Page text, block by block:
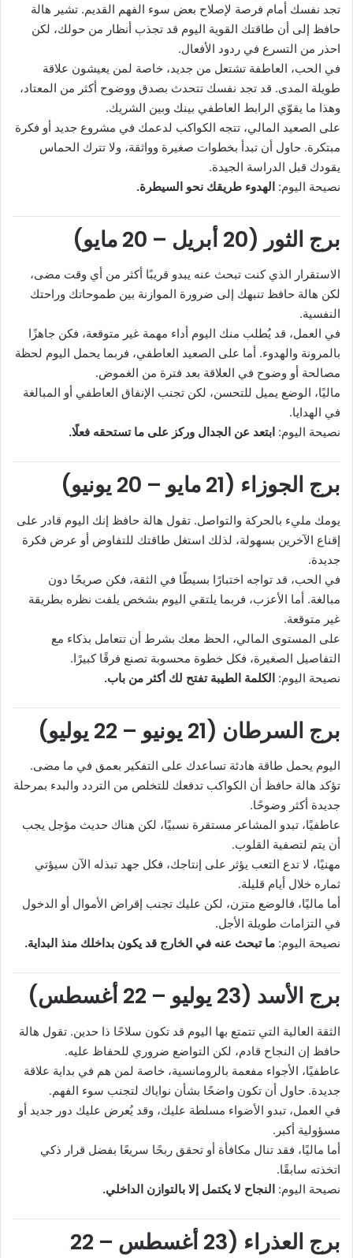
تجد نفسك أمام فرصة لإصلاح بعض سوء الفهم القديم. تشير هالة
حافظ إلى أن طاقتك القوية اليوم قد تجذب أنظار من حولك، لكن
احذر من التسرع في ردود الأفعال.
في الحب، العاطفة تشتعل من جديد، خاصة لمن يعيشون علاقة
طويلة المدى. قد تجد نفسك تتحدث بصدق ووضوح أكثر من المعتاد،
وهذا ما يقوّي الرابط العاطفي بينك وبين الشريك.
على الصعيد المالي، تتجه الكواكب لدعمك في مشروع جديد أو فكرة
مبتكرة. حاول أن تبدأ بخطوات صغيرة وواثقة، ولا تترك الحماس
يقودك قبل الدراسة الجيدة.
نصيحة اليوم: الهدوء طريقك نحو السيطرة.
برج الثور (20 أبريل – 20 مايو)
الاستقرار الذي كنت تبحث عنه يبدو قريبًا أكثر من أي وقت مضى،
لكن هالة حافظ تنبهك إلى ضرورة الموازنة بين طموحاتك وراحتك
النفسية.
في العمل، قد يُطلب منك اليوم أداء مهمة غير متوقعة، فكن جاهزًا
بالمرونة والهدوء. أما على الصعيد العاطفي، فربما يحمل اليوم لحظة
مصالحة أو وضوح في العلاقة بعد فترة من الغموض.
ماليًا، الوضع يميل للتحسن، لكن تجنب الإنفاق العاطفي أو المبالغة
في الهدايا.
نصيحة اليوم: ابتعد عن الجدال وركز على ما تستحقه فعلًا.
برج الجوزاء (21 مايو – 20 يونيو)
يومك مليء بالحركة والتواصل. تقول هالة حافظ إنك اليوم قادر على
إقناع الآخرين بسهولة، لذلك استغل طاقتك للتفاوض أو عرض فكرة
جديدة.
في الحب، قد تواجه اختبارًا بسيطًا في الثقة، فكن صريحًا دون
مبالغة. أما الأعزب، فربما يلتقي اليوم بشخص يلفت نظره بطريقة
غير متوقعة.
على المستوى المالي، الحظ معك بشرط أن تتعامل بذكاء مع
التفاصيل الصغيرة، فكل خطوة محسوبة تصنع فرقًا كبيرًا.
نصيحة اليوم: الكلمة الطيبة تفتح لك أكثر من باب.
برج السرطان (21 يونيو – 22 يوليو)
اليوم يحمل طاقة هادئة تساعدك على التفكير بعمق في ما مضى.
تؤكد هالة حافظ أن الكواكب تدفعك للتخلص من التردد والبدء بمرحلة
جديدة أكثر وضوحًا.
عاطفيًا، تبدو المشاعر مستقرة نسبيًا، لكن هناك حديث مؤجل يجب
أن يتم لتصفية القلوب.
مهنيًا، لا تدع التعب يؤثر على إنتاجك، فكل جهد تبذله الآن سيؤتي
ثماره خلال أيام قليلة.
أما ماليًا، فالوضع متزن، لكن عليك تجنب إقراض الأموال أو الدخول
في التزامات طويلة الأجل.
نصيحة اليوم: ما تبحث عنه في الخارج قد يكون بداخلك منذ البداية.
برج الأسد (23 يوليو – 22 أغسطس)
الثقة العالية التي تتمتع بها اليوم قد تكون سلاحًا ذا حدين. تقول هالة
حافظ إن النجاح قادم، لكن التواضع ضروري للحفاظ عليه.
عاطفيًا، الأجواء مفعمة بالرومانسية، خاصة لمن هم في بداية علاقة
جديدة. حاول أن تكون واضحًا بشأن نواياك لتجنب سوء الفهم.
في العمل، تبدو الأضواء مسلطة عليك، وقد يُعرض عليك دور جديد أو
مسؤولية أكبر.
أما ماليًا، فقد تنال مكافأة أو تحقق ربحًا سريعًا بفضل قرار ذكي
اتخذته سابقًا.
نصيحة اليوم: النجاح لا يكتمل إلا بالتوازن الداخلي.
برج العذراء (23 أغسطس – 22